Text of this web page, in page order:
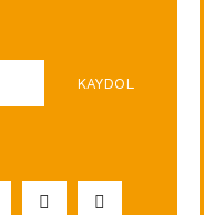
KAYDOL